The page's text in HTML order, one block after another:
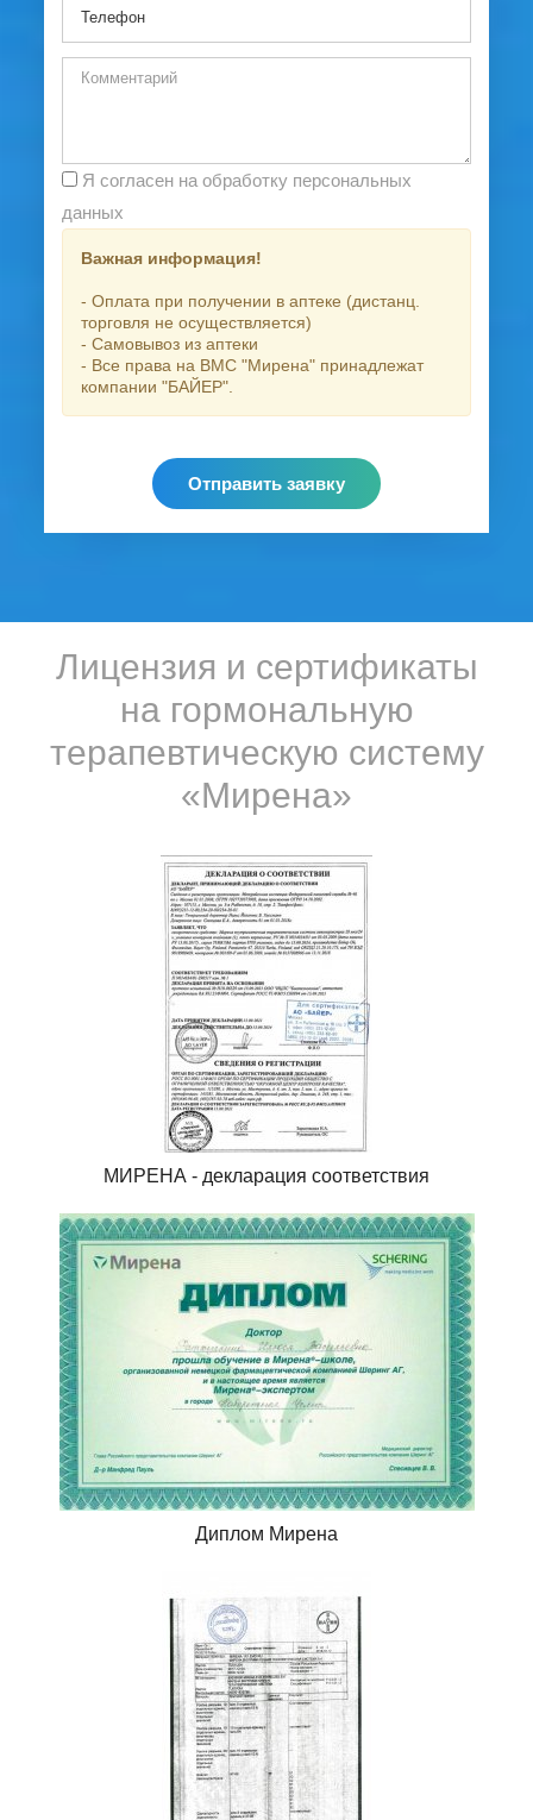
данных
Важная информация!
- Оплата при получении в аптеке (дистанц.
торговля не осуществляется)
- Самовывоз из аптеки
- Все права на ВМС "Мирена" принадлежат
компании "БАЙЕР".
Отправить заявку
Лицензия и сертификаты
на гормональную
терапевтическую систему
«Мирена»
МИРЕНА - декларация соответствия
Диплом Мирена